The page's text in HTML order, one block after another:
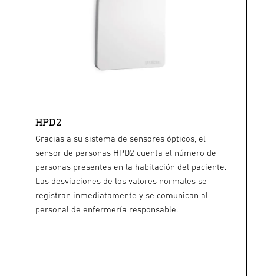
HPD2
Gracias a su sistema de sensores ópticos, el
sensor de personas HPD2 cuenta el número de
personas presentes en la habitación del paciente.
Las desviaciones de los valores normales se
registran inmediatamente y se comunican al
personal de enfermería responsable.